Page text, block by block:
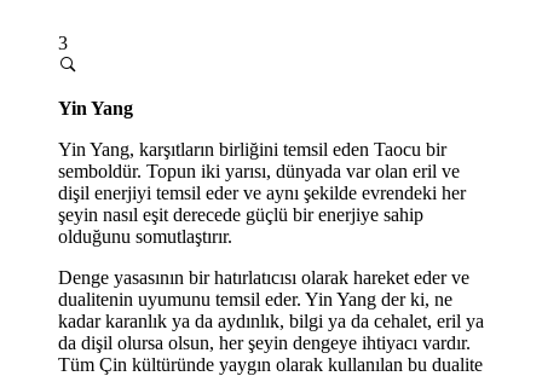
3
Yin Yang
Yin Yang, karşıtların birliğini temsil eden Taocu bir
semboldür. Topun iki yarısı, dünyada var olan eril ve
dişil enerjiyi temsil eder ve aynı şekilde evrendeki her
şeyin nasıl eşit derecede güçlü bir enerjiye sahip
olduğunu somutlaştırır.
Denge yasasının bir hatırlatıcısı olarak hareket eder ve
dualitenin uyumunu temsil eder. Yin Yang der ki, ne
kadar karanlık ya da aydınlık, bilgi ya da cehalet, eril ya
da dişil olursa olsun, her şeyin dengeye ihtiyacı vardır.
Tüm Çin kültüründe yaygın olarak kullanılan bu dualite